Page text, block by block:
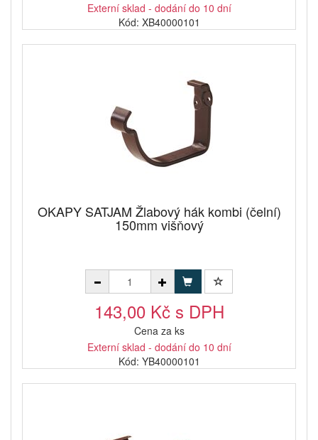
Externí sklad - dodání do 10 dní
Kód: XB40000101
OKAPY SATJAM Žlabový hák kombi (čelní)
150mm višňový
143,00 Kč s DPH
Cena za ks
Externí sklad - dodání do 10 dní
Kód: YB40000101